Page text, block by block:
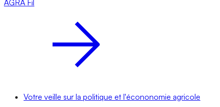
AGRA Fil
Votre veille sur la politique et l'écononomie agricole